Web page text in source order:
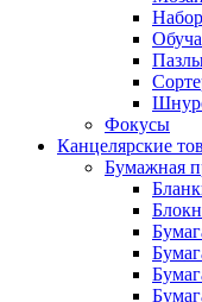
Фокусы
Канцелярские
Бумажная